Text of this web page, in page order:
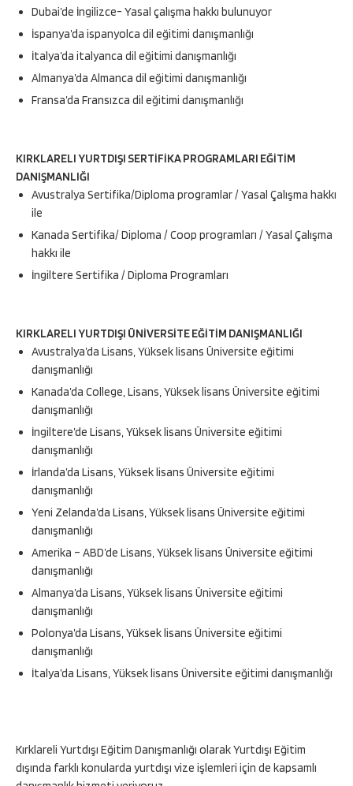
Dubai’de İngilizce- Yasal çalışma hakkı bulunuyor
İspanya’da ispanyolca dil eğitimi danışmanlığı
İtalya’da italyanca dil eğitimi danışmanlığı
Almanya’da Almanca dil eğitimi danışmanlığı
Fransa’da Fransızca dil eğitimi danışmanlığı
KIRKLARELI YURTDIŞI SERTİFİKA PROGRAMLARI EĞİTİM
DANIŞMANLIĞI
Avustralya Sertifika/Diploma programlar / Yasal Çalışma hakkı
ile
Kanada Sertifika/ Diploma / Coop programları / Yasal Çalışma
hakkı ile
İngiltere Sertifika / Diploma Programları
KIRKLARELI YURTDIŞI ÜNİVERSİTE EĞİTİM DANIŞMANLIĞI
Avustralya’da Lisans, Yüksek lisans Üniversite eğitimi
danışmanlığı
Kanada’da College, Lisans, Yüksek lisans Üniversite eğitimi
danışmanlığı
İngiltere’de Lisans, Yüksek lisans Üniversite eğitimi
danışmanlığı
İrlanda’da Lisans, Yüksek lisans Üniversite eğitimi
danışmanlığı
Yeni Zelanda’da Lisans, Yüksek lisans Üniversite eğitimi
danışmanlığı
Amerika – ABD’de Lisans, Yüksek lisans Üniversite eğitimi
danışmanlığı
Almanya’da Lisans, Yüksek lisans Üniversite eğitimi
danışmanlığı
Polonya’da Lisans, Yüksek lisans Üniversite eğitimi
danışmanlığı
İtalya’da Lisans, Yüksek lisans Üniversite eğitimi danışmanlığı
Kırklareli Yurtdışı Eğitim Danışmanlığı olarak Yurtdışı Eğitim
dışında farklı konularda yurtdışı vize işlemleri için de kapsamlı